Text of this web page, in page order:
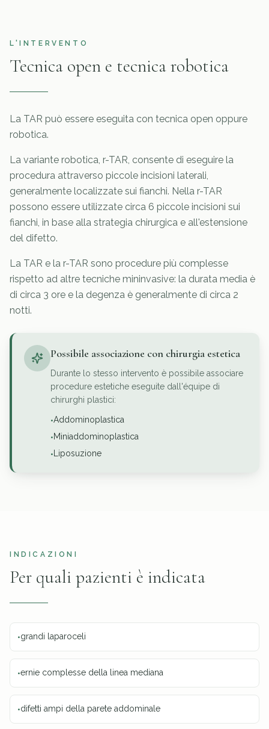
L'INTERVENTO
Tecnica open e tecnica robotica
La TAR può essere eseguita con tecnica open oppure
robotica.
La variante robotica, r-TAR, consente di eseguire la
procedura attraverso piccole incisioni laterali,
generalmente localizzate sui fianchi. Nella r-TAR
possono essere utilizzate circa 6 piccole incisioni sui
fianchi, in base alla strategia chirurgica e all'estensione
del difetto.
La TAR e la r-TAR sono procedure più complesse
rispetto ad altre tecniche mininvasive: la durata media è
di circa 3 ore e la degenza è generalmente di circa 2
notti.
Possibile associazione con chirurgia estetica
Durante lo stesso intervento è possibile associare
procedure estetiche eseguite dall'équipe di
chirurghi plastici:
•Addominoplastica
•Miniaddominoplastica
•Liposuzione
INDICAZIONI
Per quali pazienti è indicata
•grandi laparoceli
•ernie complesse della linea mediana
•difetti ampi della parete addominale